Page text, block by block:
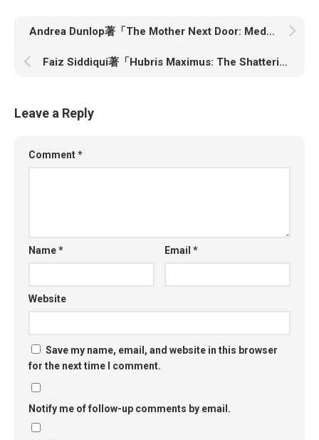
Andrea Dunlop著「The Mother Next Door: Medicine, Deception, and Munchausen by Proxy」
Faiz Siddiqui著「Hubris Maximus: The Shattering of Elon Musk」
Leave a Reply
Comment*
Name* Email*
Website
Save my name, email, and website in this browser
for the next time I comment.
Notify me of follow-up comments by email.